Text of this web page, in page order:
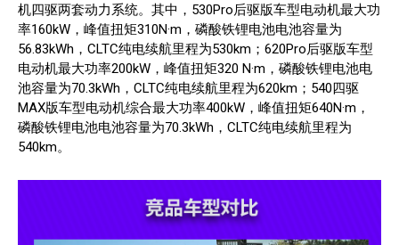
机四驱两套动力系统。其中，530Pro后驱版车型电动机最大功
率160kW，峰值扭矩310N·m，磷酸铁锂电池电池容量为
56.83kWh，CLTC纯电续航里程为530km；620Pro后驱版车型
电动机最大功率200kW，峰值扭矩320 N·m，磷酸铁锂电池电
池容量为70.3kWh，CLTC纯电续航里程为620km；540四驱
MAX版车型电动机综合最大功率400kW，峰值扭矩640N·m，
磷酸铁锂电池电池容量为70.3kWh，CLTC纯电续航里程为
540km。